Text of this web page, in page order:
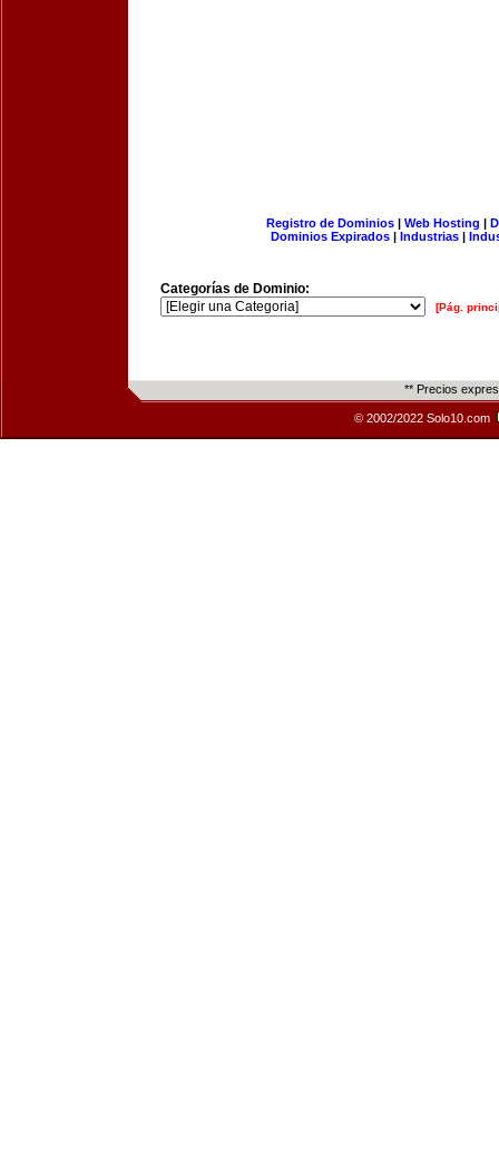
Registro de Dominios| Web Hosting |
Dominios Expirados | Industrias |
Categorías de Dominio:
[Pág.
** Precios
© 2002/2022 Solo10.com